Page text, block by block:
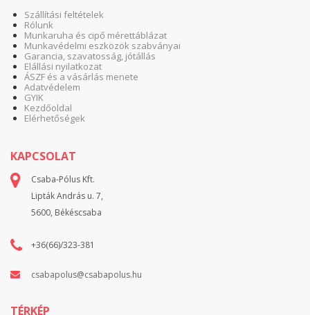
Szállítási feltételek
Rólunk
Munkaruha és cipő mérettáblázat
Munkavédelmi eszközök szabványai
Garancia, szavatosság, jótállás
Elállási nyilatkozat
ÁSZF és a vásárlás menete
Adatvédelem
GYIK
Kezdőoldal
Elérhetőségek
KAPCSOLAT
Csaba-Pólus Kft.
Lipták András u. 7,
5600, Békéscsaba
+36(66)/323-381
csabapolus@csabapolus.hu
TÉRKÉP